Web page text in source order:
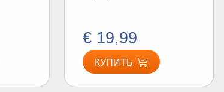
€ 19,99
КУПИТЬ